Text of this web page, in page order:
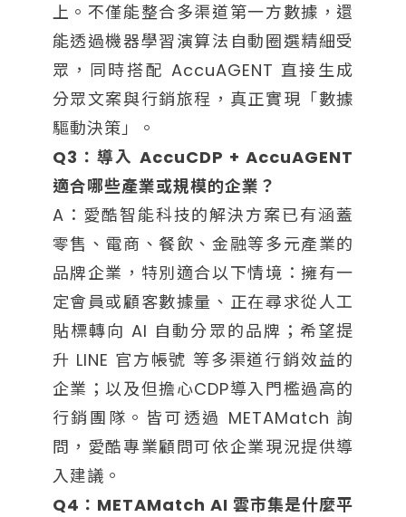
上。不僅能整合多渠道第一方數據，還
能透過機器學習演算法自動圈選精細受
眾，同時搭配 AccuAGENT 直接生成
分眾文案與行銷旅程，真正實現「數據
驅動決策」。
Q3：導入 AccuCDP + AccuAGENT
適合哪些產業或規模的企業？
A：愛酷智能科技的解決方案已有涵蓋
零售、電商、餐飲、金融等多元產業的
品牌企業，特別適合以下情境：擁有一
定會員或顧客數據量、正在尋求從人工
貼標轉向 AI 自動分眾的品牌；希望提
升 LINE 官方帳號 等多渠道行銷效益的
企業；以及但擔心CDP導入門檻過高的
行銷團隊。皆可透過 METAMatch 詢
問，愛酷專業顧問可依企業現況提供導
入建議。
Q4：METAMatch AI 雲市集是什麼平